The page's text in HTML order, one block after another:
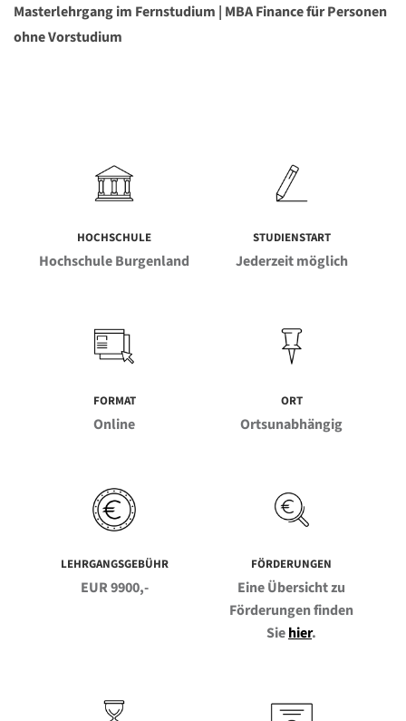
Masterlehrgang im Fernstudium | MBA Finance für Personen
ohne Vorstudium
HOCHSCHULE
Hochschule Burgenland
STUDIENSTART
Jederzeit möglich
FORMAT
Online
ORT
Ortsunabhängig
LEHRGANGSGEBÜHR
EUR 9900,-
FÖRDERUNGEN
Eine Übersicht zu
Förderungen finden
Siehier.